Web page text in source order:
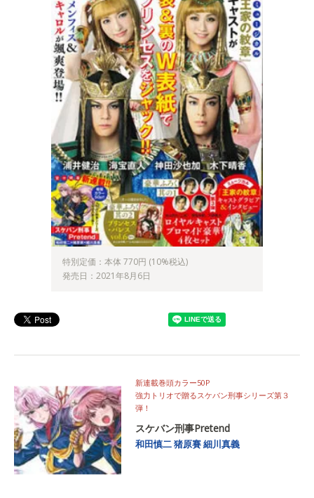
特別定価：本体 770円 (10%税込)
発売日：2021年8月6日
新連載巻頭カラー50P
強力トリオで贈るスケバン刑事シリーズ第３
弾！
スケバン刑事Pretend
和田慎二猪原賽細川真義